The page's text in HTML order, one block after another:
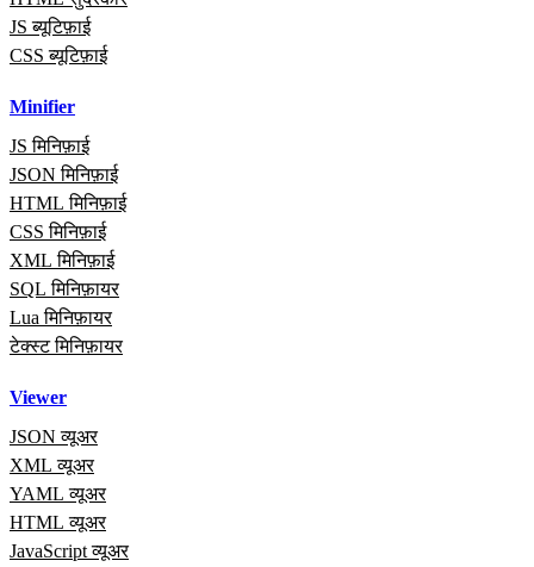
JS ब्यूटिफ़ाई
CSS ब्यूटिफ़ाई
Minifier
JS मिनिफ़ाई
JSON मिनिफ़ाई
HTML मिनिफ़ाई
CSS मिनिफ़ाई
XML मिनिफ़ाई
SQL मिनिफ़ायर
Lua मिनिफ़ायर
टेक्स्ट मिनिफ़ायर
Viewer
JSON व्यूअर
XML व्यूअर
YAML व्यूअर
HTML व्यूअर
JavaScript व्यूअर